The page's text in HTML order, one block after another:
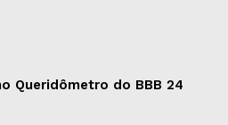
Queridômetro do BBB 24